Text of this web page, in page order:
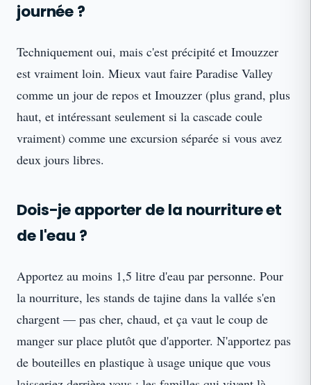
journée ?
Techniquement oui, mais c'est précipité et Imouzzer
est vraiment loin. Mieux vaut faire Paradise Valley
comme un jour de repos et Imouzzer (plus grand, plus
haut, et intéressant seulement si la cascade coule
vraiment) comme une excursion séparée si vous avez
deux jours libres.
Dois-je apporter de la nourriture et
de l'eau ?
Apportez au moins 1,5 litre d'eau par personne. Pour
la nourriture, les stands de tajine dans la vallée s'en
chargent — pas cher, chaud, et ça vaut le coup de
manger sur place plutôt que d'apporter. N'apportez pas
de bouteilles en plastique à usage unique que vous